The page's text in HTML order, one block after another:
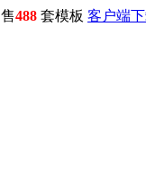
488 套模板 客户端